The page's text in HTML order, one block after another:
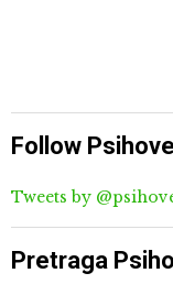
Follow
Tweets by
Pretraga